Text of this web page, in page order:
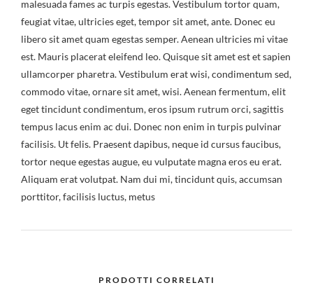
malesuada fames ac turpis egestas. Vestibulum tortor quam,
feugiat vitae, ultricies eget, tempor sit amet, ante. Donec eu
libero sit amet quam egestas semper. Aenean ultricies mi vitae
est. Mauris placerat eleifend leo. Quisque sit amet est et sapien
ullamcorper pharetra. Vestibulum erat wisi, condimentum sed,
commodo vitae, ornare sit amet, wisi. Aenean fermentum, elit
eget tincidunt condimentum, eros ipsum rutrum orci, sagittis
tempus lacus enim ac dui. Donec non enim in turpis pulvinar
facilisis. Ut felis. Praesent dapibus, neque id cursus faucibus,
tortor neque egestas augue, eu vulputate magna eros eu erat.
Aliquam erat volutpat. Nam dui mi, tincidunt quis, accumsan
porttitor, facilisis luctus, metus
PRODOTTI CORRELATI